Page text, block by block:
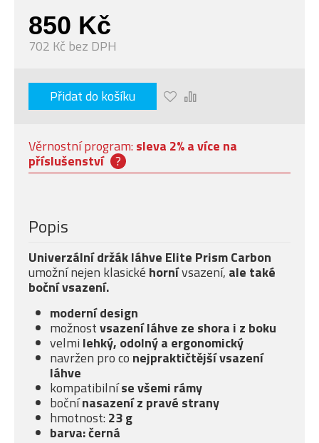
850 Kč
702 Kč bez DPH
Přidat do košíku
Věrnostní program: sleva 2% a více na
příslušenství ?
Popis
Univerzální držák láhve Elite Prism Carbon
umožní nejen klasické hornívsazení, ale také
bočnívsazení.
moderní design
možnostvsazení láhve ze shora i z boku
velmi lehký, odolný a ergonomický
navržen pro co nejpraktičtější vsazení
láhve
kompatibilníse všemi rámy
bočnínasazení z pravé strany
hmotnost: 23 g
barva:černá